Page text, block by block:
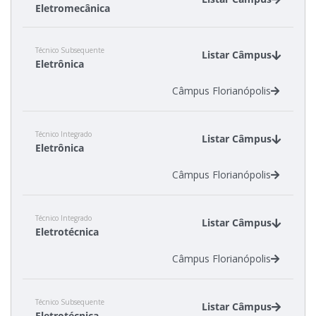
Eletromecânica
Câmpus São Miguel do Oeste
Técnico Subsequente
Eletrônica
Listar Câmpus
Câmpus Florianópolis
Técnico Integrado
Eletrônica
Listar Câmpus
Câmpus Florianópolis
Técnico Integrado
Eletrotécnica
Listar Câmpus
Câmpus Florianópolis
Técnico Subsequente Listar Câmpus